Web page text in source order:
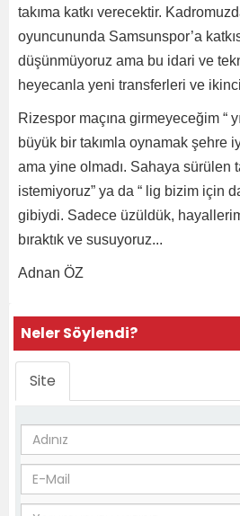
takıma katkı verecektir.
oyuncununda Samsunspor’a
düşünmüyoruz ama bu idari ve
heyecanla yeni transferleri ve
Rizespor maçına girmeyeceğim “
büyük bir takımla oynamak şehre
ama yine olmadı. Sahaya sürülen
istemiyoruz” ya da “ lig bizim için
gibiydi. Sadece üzüldük,
bıraktık ve susuyoruz...
Adnan ÖZ
Neler Söylendi?
Site